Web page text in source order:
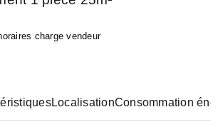
charge vendeur
LocalisationConsommation